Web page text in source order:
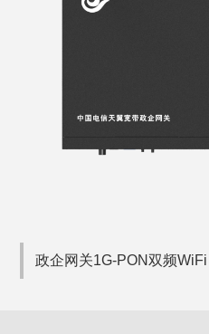
政企网关1G-PON双频